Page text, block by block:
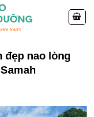
đẹp nao lòng